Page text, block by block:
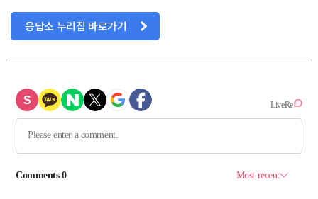
응답소 누리집 바로가기